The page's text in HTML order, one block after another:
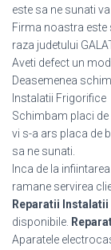
este sa ne sunati
Firma noastra este
raza judetului
Aveti defect un
Deasemenea
Instalatii Frigorifice
Schimbam placi
vi s-a ars placa de
sa ne sunati.
Inca de la
ramane servirea
Reparatii Instalatii
disponibile.
Aparatele